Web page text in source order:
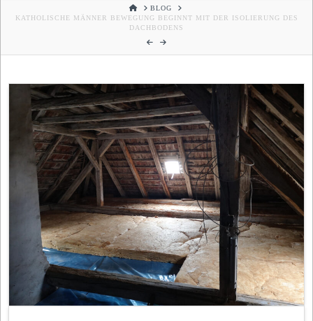
HOMEBLOG
KATHOLISCHE MÄNNER BEWEGUNG BEGINNT MIT DER ISOLIERUNG DES
DACHBODENS